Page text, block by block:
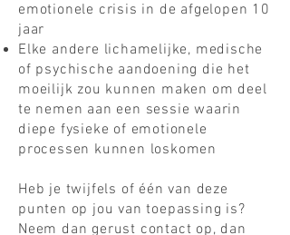
emotionele crisis in de afgelopen 10
jaar
Elke andere lichamelijke, medische
of psychische aandoening die het
moeilijk zou kunnen maken om deel
te nemen aan een sessie waarin
diepe fysieke of emotionele
processen kunnen loskomen
Heb je twijfels of één van deze
punten op jou van toepassing is?
Neem dan gerust contact op, dan